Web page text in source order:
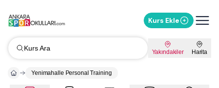
Kurs Ekle
Kurs Ara Yakındakiler Harita
Yenimahalle Personal Training